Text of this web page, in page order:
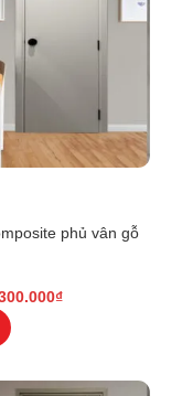
phủ vân gỗ
₫